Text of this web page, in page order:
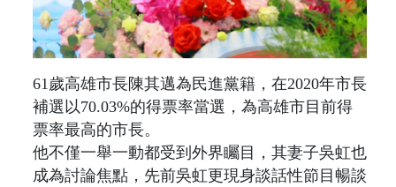
61歲高雄市長陳其邁為民進黨籍，在2020年市長
補選以70.03%的得票率當選，為高雄市目前得
票率最高的市長。
他不僅一舉一動都受到外界矚目，其妻子吳虹也
成為討論焦點，先前吳虹更現身談話性節目暢談